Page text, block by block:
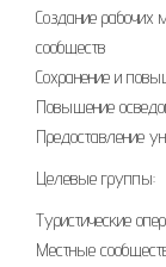
Создание рабочих
сообществ
Сохранение и
Повышение
Предоставление
Целевые группы:
Туристические
Местные